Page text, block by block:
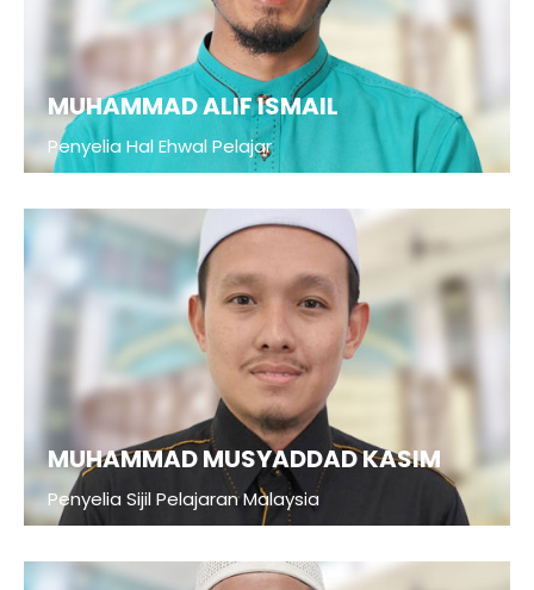
MUHAMMAD ALIF ISMAIL
Penyelia Hal Ehwal Pelajar
MUHAMMAD MUSYADDAD KASIM
Penyelia Sijil Pelajaran Malaysia